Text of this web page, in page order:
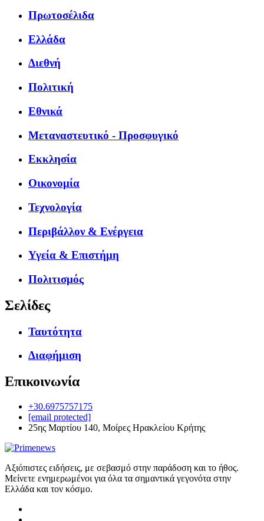
Πρωτοσέλιδα
Ελλάδα
Διεθνή
Πολιτική
Εθνικά
Μεταναστευτικό - Προσφυγικό
Εκκλησία
Οικονομία
Τεχνολογία
Περιβάλλον & Ενέργεια
Υγεία & Επιστήμη
Πολιτισμός
Σελίδες
Ταυτότητα
Διαφήμιση
Επικοινωνία
+30.6975757175
[email protected]
25ης Μαρτίου 140, Μοίρες Ηρακλείου Κρήτης
Αξιόπιστες ειδήσεις, με σεβασμό στην παράδοση και το ήθος.
Μείνετε ενημερωμένοι για όλα τα σημαντικά γεγονότα στην
Ελλάδα και τον κόσμο.